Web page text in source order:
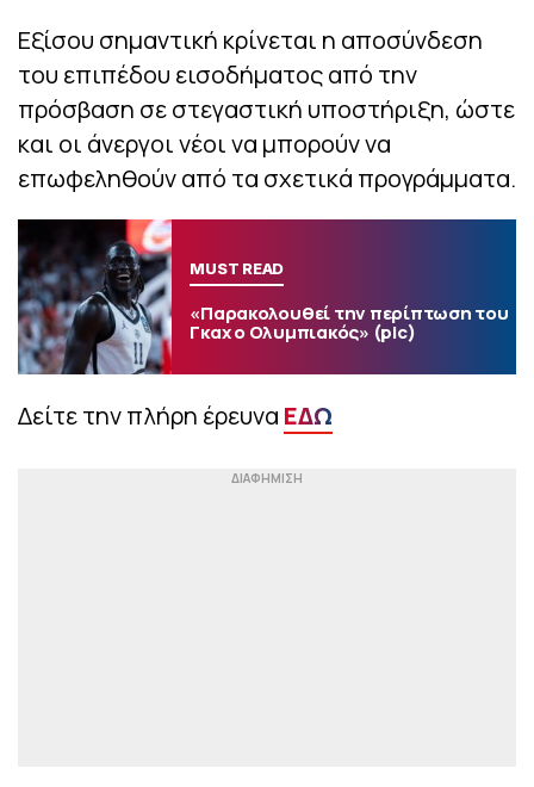
Εξίσου σημαντική κρίνεται η αποσύνδεση
του επιπέδου εισοδήματος από την
πρόσβαση σε στεγαστική υποστήριξη, ώστε
και οι άνεργοι νέοι να μπορούν να
επωφεληθούν από τα σχετικά προγράμματα.
MUST READ
«Παρακολουθεί την περίπτωση του
Γκαχ ο Ολυμπιακός» (pic)
Δείτε την πλήρη έρευνα ΕΔΩ